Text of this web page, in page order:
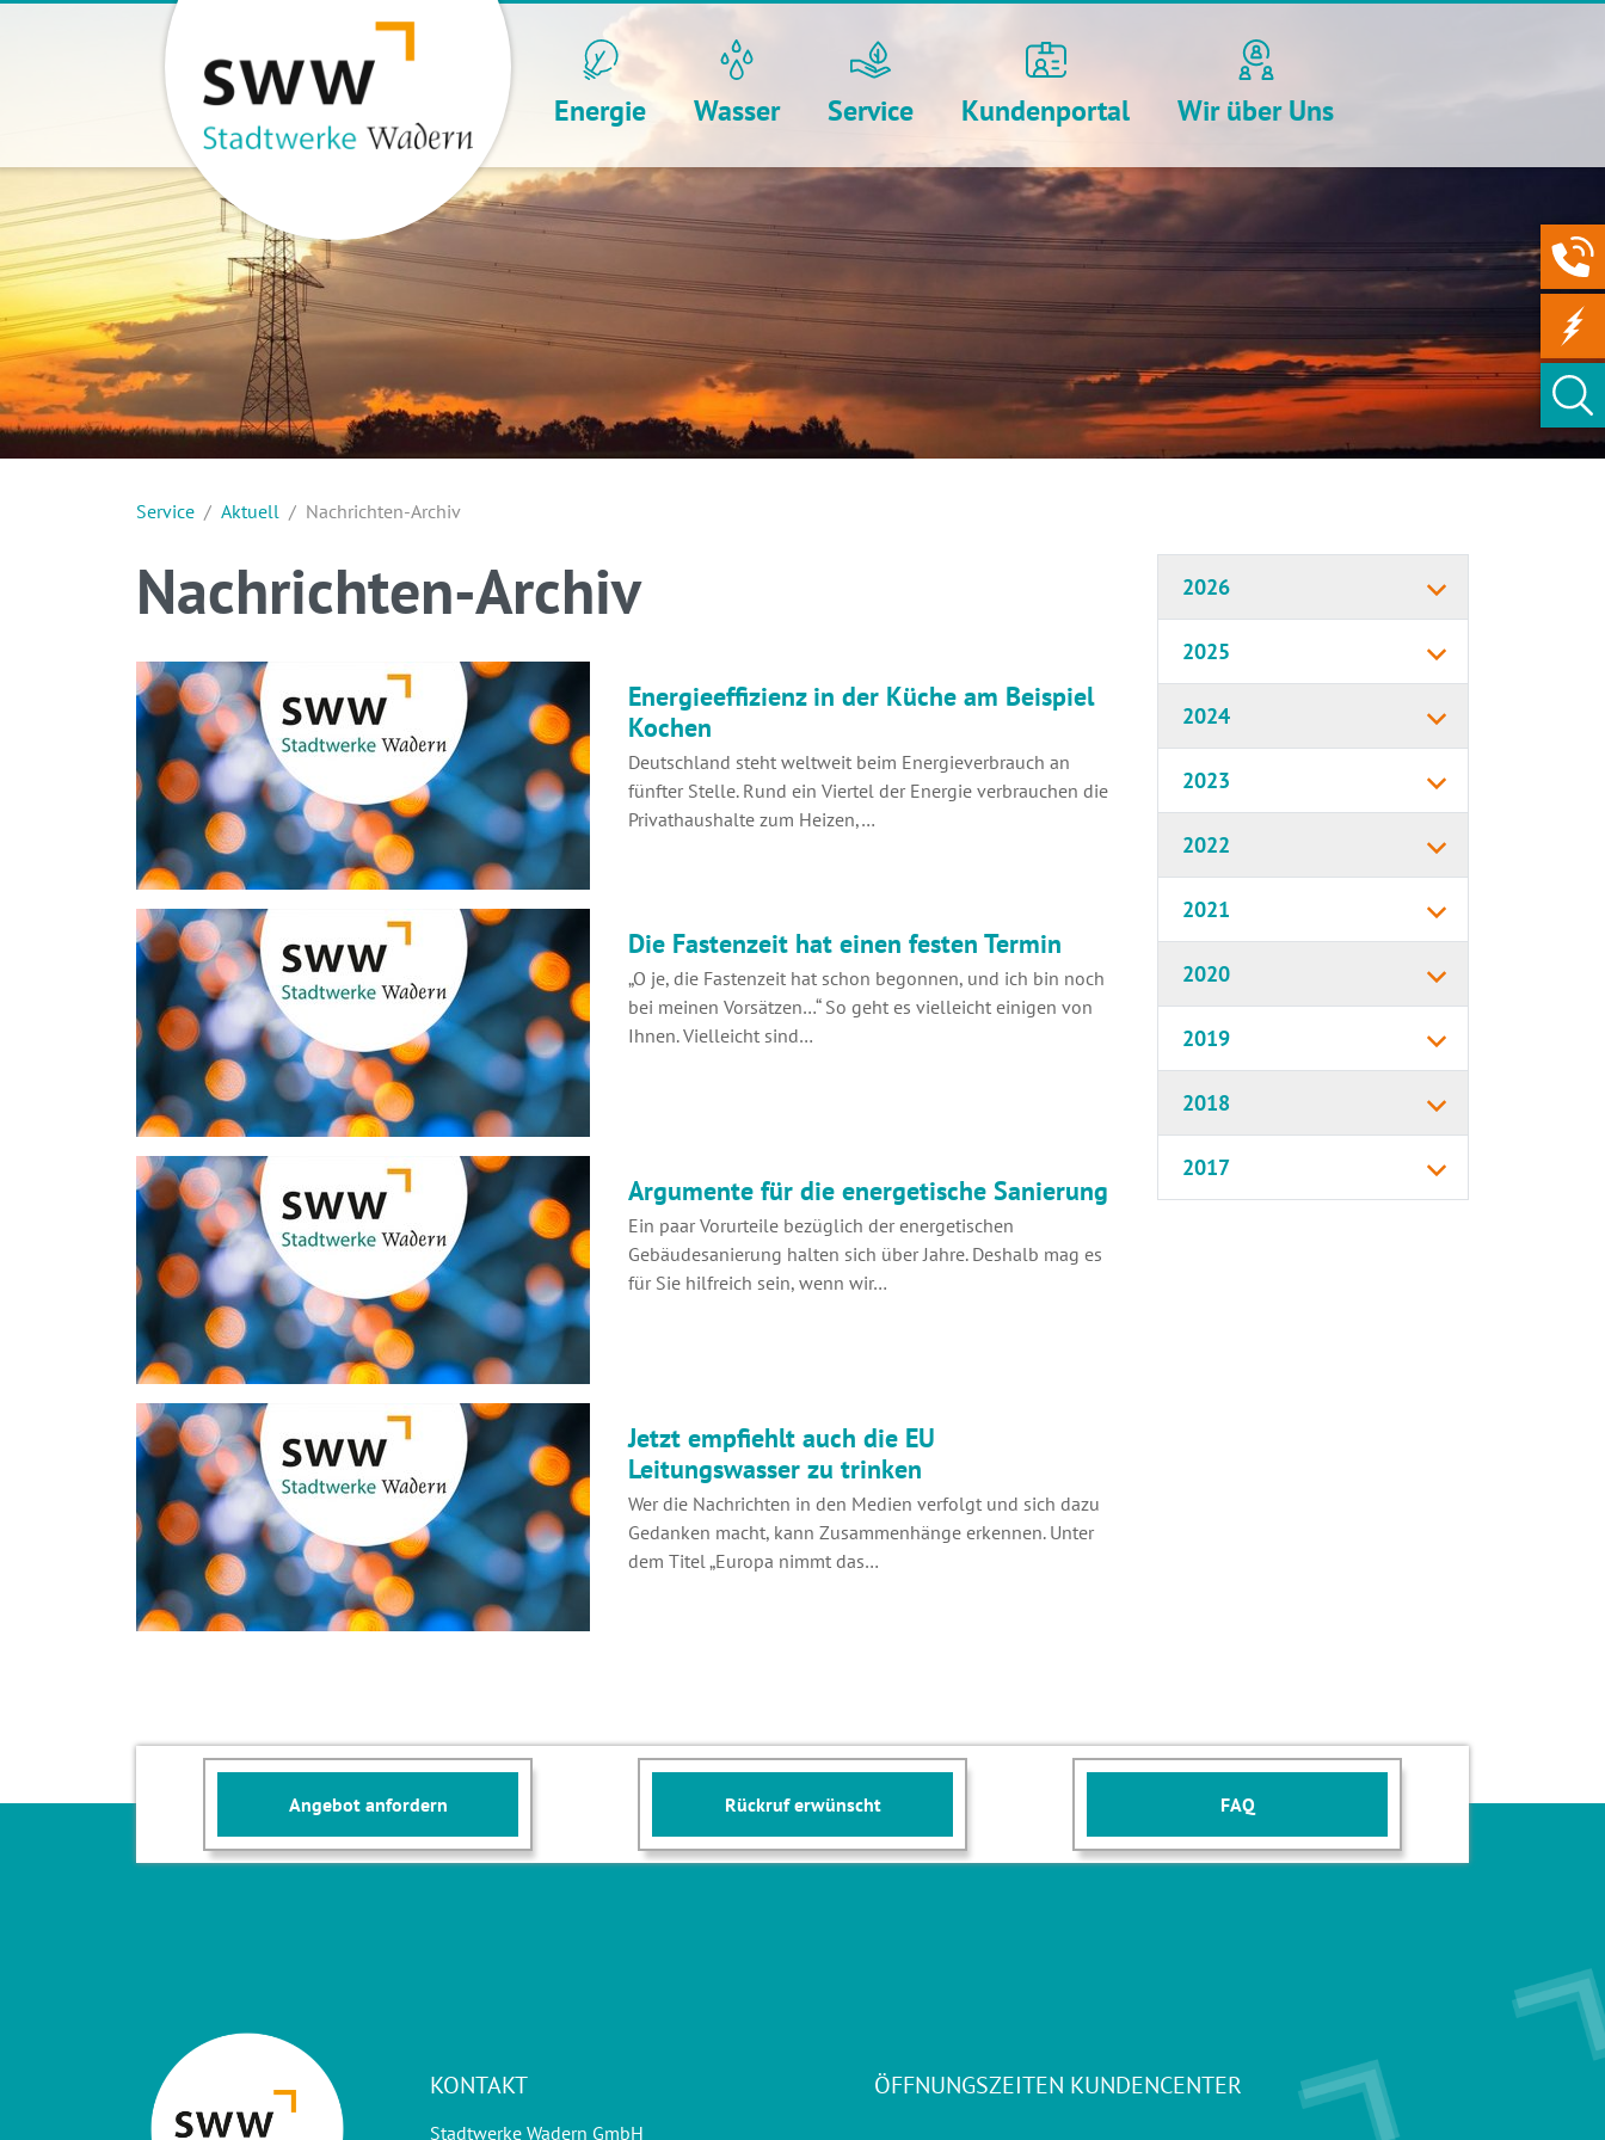
Energie Wasser Service Kundenportal Wir über Uns
Service Aktuell Nachrichten-Archiv
2026
2025
2024
2023
2022
2021
2020
2019
2018
2017
Nachrichten-Archiv
Energieeffizienz in der Küche am Beispiel
Kochen
Deutschland steht weltweit beim Energieverbrauch an
fünfter Stelle. Rund ein Viertel der Energie verbrauchen die
Privathaushalte zum Heizen,…
Die Fastenzeit hat einen festen Termin
„O je, die Fastenzeit hat schon begonnen, und ich bin noch
bei meinen Vorsätzen…“ So geht es vielleicht einigen von
Ihnen. Vielleicht sind…
Argumente für die energetische Sanierung
Ein paar Vorurteile bezüglich der energetischen
Gebäudesanierung halten sich über Jahre. Deshalb mag es
für Sie hilfreich sein, wenn wir…
Jetzt empfiehlt auch die EU
Leitungswasser zu trinken
Wer die Nachrichten in den Medien verfolgt und sich dazu
Gedanken macht, kann Zusammenhänge erkennen. Unter
dem Titel „Europa nimmt das…
Angebot anfordern Rückruf erwünscht FAQ
KONTAKT
Stadtwerke Wadern GmbH
ÖFFNUNGSZEITEN KUNDENCENTER